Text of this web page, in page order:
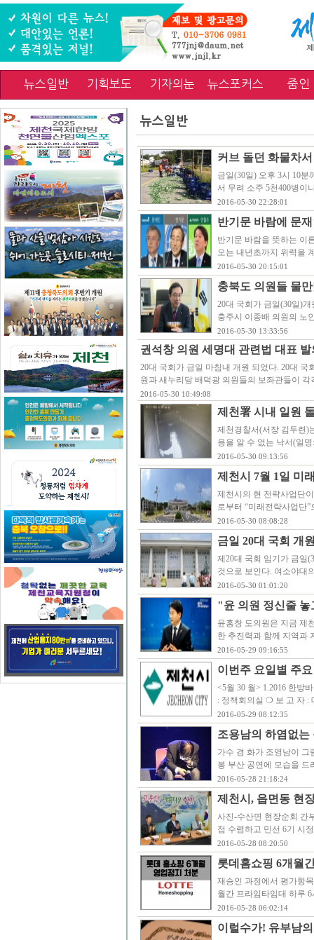
뉴스일반 기획보도 기자의눈 뉴스포커스 줌인
뉴스일반
커브 돌던 화물차
금일(30일) 오후 3시 10
서 무려 소주 5천400병이
2016-05-30 22:28:01
반기문 바람에 문
반기문 바람을 뜻하는 이
오는 내년초까지 위력을
2016-05-30 20:15:01
충북도 의원들 물
20대 국회가 금일(30일)
충주시 이종배 의원의 노
2016-05-30 13:33:56
권석창 의원 세명대 관련법 대표
20대 국회가 금일 마침내 개원 되었다. 20대
원과 새누리당 배덕광 의원들의 보좌관들이
2016-05-30 10:49:08
제천署 시내 일원
제천경찰서(서장 김두련)
용을 알 수 없는 낙서(일
2016-05-30 09:13:56
제천시 7월 1일 미
제천시의 현 전략사업단
로부터 “미래전략사업단
2016-05-30 08:08:28
금일 20대 국회 개
제20대 국회 임기가 금일
것으로 보인다. 여소야대
2016-05-30 01:01:20
"윤 의원 정신줄
윤홍창 도의원은 지금 제
한 추진력과 함께 지역과
2016-05-29 09:16:55
이번주 요일별 주
<5월 30 월> 1.2016 한방
: 정책회의실 ❍ 보 고 자 :
2016-05-29 08:12:35
조용남의 하염없
가수 겸 화가 조영남이 그
봉 부산 공연에 모습을
2016-05-28 21:18:24
제천시, 읍면동 현
사진-수산면 현장순회 간
접 수렴하고 민선 6기 시
2016-05-28 08:20:50
롯데홈쇼핑 6개월
재승인 과정에서 평가항
월간 프라임타임대 하루
2016-05-28 06:02:14
이럴수가! 유부남